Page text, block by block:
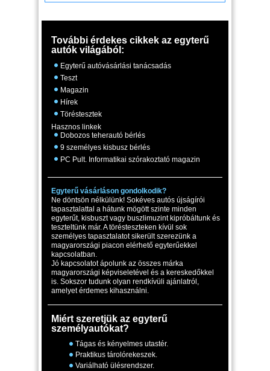
További érdekes cikkek az egyterű
autók világából:
Egyterű autóvásárlási tanácsadás
Teszt
Magazin
Hírek
Töréstesztek
Hasznos linkek
Dobozos teherautó bérlés
9 személyes kisbusz bérlés
PC Pult. Informatikai szórakoztató magazin
Egyterű vásárláson gondolkodik?
Ne döntsön nélkülünk! Sokéves autós újságírói
tapasztalattal a hátunk mögött szinte minden
egyterűt, kisbuszt vagy buszlimuzint kipróbáltunk és
teszteltünk már. A törésteszteken kívül sok
személyes tapasztalatot sikerült szerezünk a
magyarországi piacon elérhető egyterűekkel
kapcsolatban.
Jó kapcsolatot ápolunk az összes márka
magyarországi képviseletével és a kereskedőkkel
is. Sokszor tudunk olyan rendkívüli ajánlatról,
amelyet érdemes kihasználni.
Miért szeretjük az egyterű
személyautókat?
Tágas és kényelmes utastér.
Praktikus tárolórekeszek.
Variálható ülésrendszer.